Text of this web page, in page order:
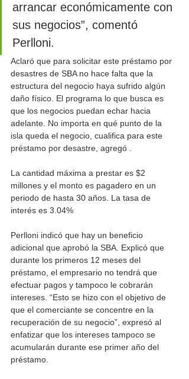
arrancar económicamente con
sus negocios”, comentó
Perlloni.
Aclaró que para solicitar este préstamo por
desastres de SBA no hace falta que la
estructura del negocio haya sufrido algún
daño físico. El programa lo que busca es
que los negocios puedan echar hacia
adelante. No importa en qué punto de la
isla queda el negocio, cualifica para este
préstamo por desastre, agregó .
La cantidad máxima a prestar es $2
millones y el monto es pagadero en un
periodo de hasta 30 años. La tasa de
interés es 3.04%
Perlloni indicó que hay un beneficio
adicional que aprobó la SBA. Explicó que
durante los primeros 12 meses del
préstamo, el empresario no tendrá que
efectuar pagos y tampoco le cobrarán
intereses. “Esto se hizo con el objetivo de
que el comerciante se concentre en la
recuperación de su negocio”, expresó al
enfatizar que los intereses tampoco se
acumularán durante ese primer año del
préstamo.